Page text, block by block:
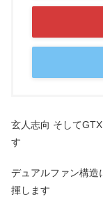
玄人志向 そして
す
デュアルファン構造
揮します